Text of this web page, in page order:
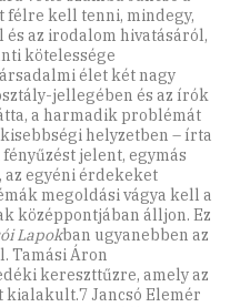
félre kell tenni, mindegy,
az irodalom hivatásáról,
kötelessége
élet két nagy
jellegében és az írók
a harmadik problémát
helyzetben – írta
jelent, egymás
egyéni érdekeket
megoldási vágya kell a
középpontjában álljon. Ez
Lapokban ugyanebben az
Tamási Áron
kereszttűzre, amely az
kialakult.7 Jancsó Elemér